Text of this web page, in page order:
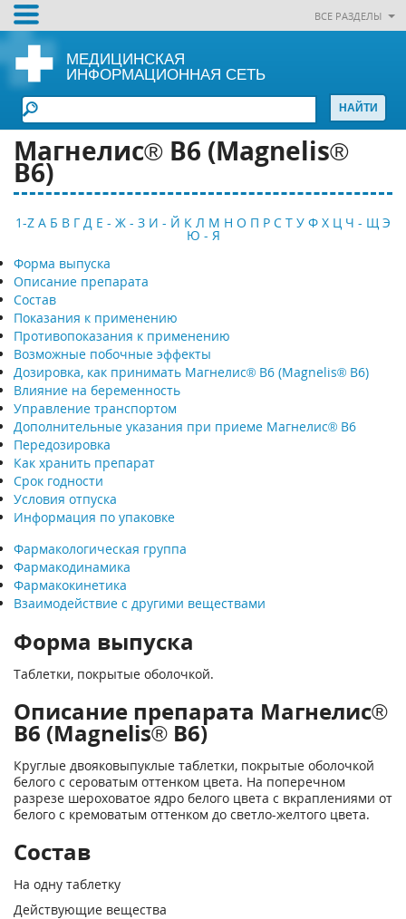
ВСЕ РАЗДЕЛЫ
МЕДИЦИНСКАЯ
ИНФОРМАЦИОННАЯ СЕТЬ
Магнелис® В6 (Magnelis®
B6)
1-Z А Б В Г Д Е - Ж - З И - Й К Л М Н О П Р С Т У Ф Х Ц Ч - Щ Э
Ю - Я
Форма выпуска
Описание препарата
Состав
Показания к применению
Противопоказания к применению
Возможные побочные эффекты
Дозировка, как принимать Магнелис® В6 (Magnelis® B6)
Влияние на беременность
Управление транспортом
Дополнительные указания при приеме Магнелис® В6
Передозировка
Как хранить препарат
Срок годности
Условия отпуска
Информация по упаковке
Фармакологическая группа
Фармакодинамика
Фармакокинетика
Взаимодействие с другими веществами
Форма выпуска
Таблетки, покрытые оболочкой.
Описание препарата Магнелис®
В6 (Magnelis® B6)
Круглые двояковыпуклые таблетки, покрытые оболочкой
белого с сероватым оттенком цвета. На поперечном
разрезе шероховатое ядро белого цвета с вкраплениями от
белого с кремоватым оттенком до светло-желтого цвета.
Состав
На одну таблетку
Действующие вещества